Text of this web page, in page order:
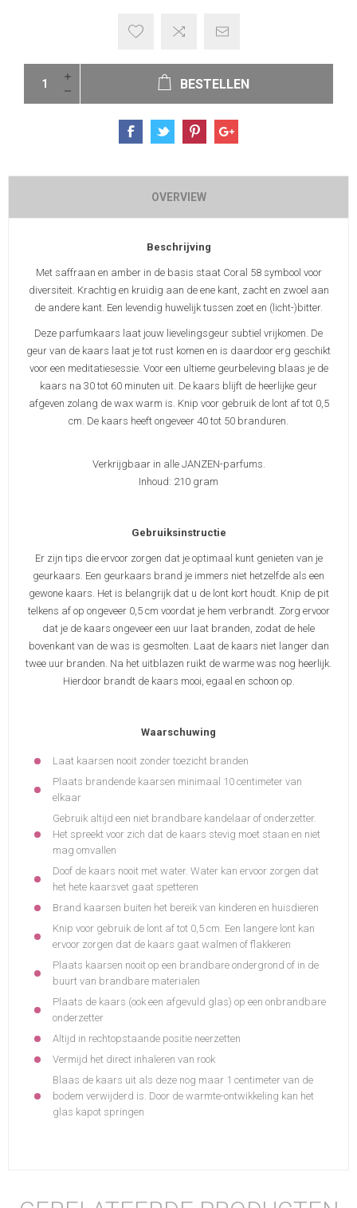
BESTELLEN
OVERVIEW
Beschrijving
Met saffraan en amber in de basis staat Coral 58 symbool voor
diversiteit. Krachtig en kruidig aan de ene kant, zacht en zwoel aan
de andere kant. Een levendig huwelijk tussen zoet en (licht-)bitter.
Deze parfumkaars laat jouw lievelingsgeur subtiel vrijkomen. De
geur van de kaars laat je tot rust komen en is daardoor erg geschikt
voor een meditatiesessie. Voor een ultieme geurbeleving blaas je de
kaars na 30 tot 60 minuten uit. De kaars blijft de heerlijke geur
afgeven zolang de wax warm is. Knip voor gebruik de lont af tot 0,5
cm. De kaars heeft ongeveer 40 tot 50 branduren.
Verkrijgbaar in alle JANZEN-parfums.
Inhoud: 210 gram
Gebruiksinstructie
Er zijn tips die ervoor zorgen dat je optimaal kunt genieten van je
geurkaars. Een geurkaars brand je immers niet hetzelfde als een
gewone kaars. Het is belangrijk dat u de lont kort houdt. Knip de pit
telkens af op ongeveer 0,5 cm voordat je hem verbrandt. Zorg ervoor
dat je de kaars ongeveer een uur laat branden, zodat de hele
bovenkant van de was is gesmolten. Laat de kaars niet langer dan
twee uur branden. Na het uitblazen ruikt de warme was nog heerlijk.
Hierdoor brandt de kaars mooi, egaal en schoon op.
Waarschuwing
Laat kaarsen nooit zonder toezicht branden
Plaats brandende kaarsen minimaal 10 centimeter van
elkaar
Gebruik altijd een niet brandbare kandelaar of onderzetter.
Het spreekt voor zich dat de kaars stevig moet staan en niet
mag omvallen
Doof de kaars nooit met water. Water kan ervoor zorgen dat
het hete kaarsvet gaat spetteren
Brand kaarsen buiten het bereik van kinderen en huisdieren
Knip voor gebruik de lont af tot 0,5 cm. Een langere lont kan
ervoor zorgen dat de kaars gaat walmen of flakkeren
Plaats kaarsen nooit op een brandbare ondergrond of in de
buurt van brandbare materialen
Plaats de kaars (ook een afgevuld glas) op een onbrandbare
onderzetter
Altijd in rechtopstaande positie neerzetten
Vermijd het direct inhaleren van rook
Blaas de kaars uit als deze nog maar 1 centimeter van de
bodem verwijderd is. Door de warmte-ontwikkeling kan het
glas kapot springen